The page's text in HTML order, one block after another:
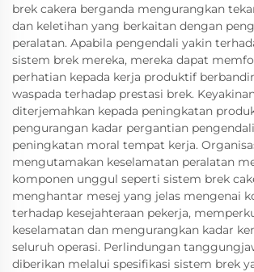
brek cakera berganda mengurangkan
dan keletihan yang berkaitan dengan
peralatan. Apabila pengendali yakin
sistem brek mereka, mereka dapat
perhatian kepada kerja produktif
waspada terhadap prestasi brek.
diterjemahkan kepada peningkatan
pengurangan kadar pergantian
peningkatan moral tempat kerja.
mengutamakan keselamatan peralatan
komponen unggul seperti sistem brek
menghantar mesej yang jelas mengenai
terhadap kesejahteraan pekerja,
keselamatan dan mengurangkan kadar
seluruh operasi. Perlindungan
diberikan melalui spesifikasi sistem brek